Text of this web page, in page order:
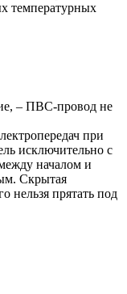
температурных
– ПВС-провод не
при
исключительно с
началом и
Скрытая
нельзя прятать под